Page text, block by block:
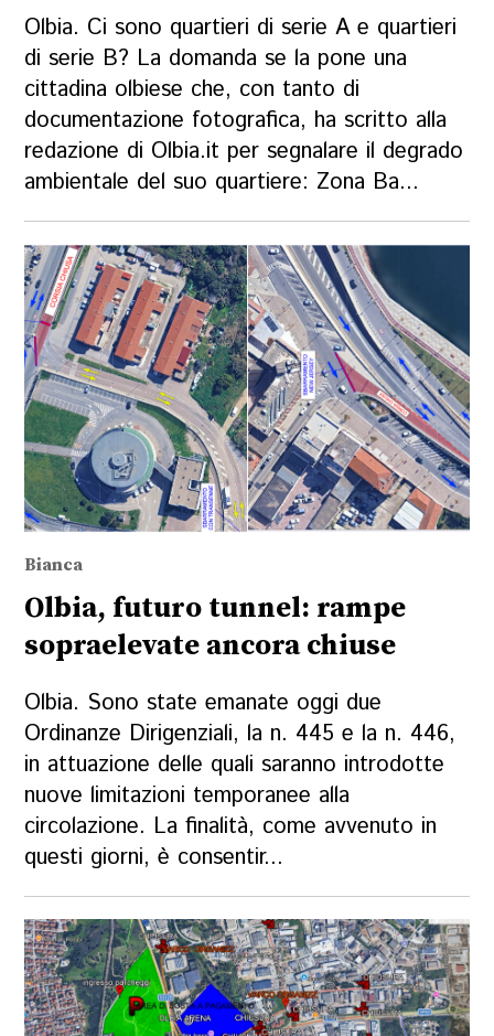
Olbia. Ci sono quartieri di serie A e quartieri
di serie B? La domanda se la pone una
cittadina olbiese che, con tanto di
documentazione fotografica, ha scritto alla
redazione di Olbia.it per segnalare il degrado
ambientale del suo quartiere: Zona Ba...
Bianca
Olbia, futuro tunnel: rampe
sopraelevate ancora chiuse
Olbia. Sono state emanate oggi due
Ordinanze Dirigenziali, la n. 445 e la n. 446,
in attuazione delle quali saranno introdotte
nuove limitazioni temporanee alla
circolazione. La finalità, come avvenuto in
questi giorni, è consentir...